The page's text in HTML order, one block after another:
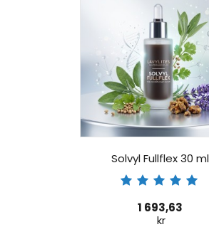
Solvyl Fullflex 30 ml
1 693,63
kr